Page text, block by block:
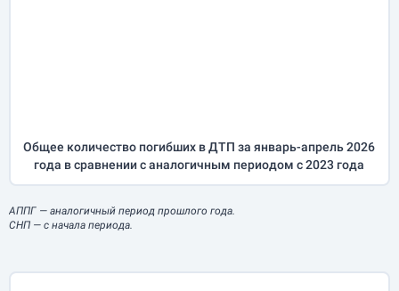
Общее количество погибших в ДТП заянварь-апрель2026
года в сравнении с аналогичным периодом с 2023 года
АППГ — аналогичный период прошлого года.
СНП — с начала периода.